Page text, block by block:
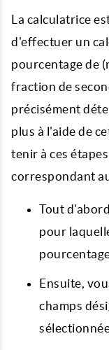
La calculatrice
d'effectuer un
pourcentage de
fraction de
précisément
plus à l'aide de
tenir à ces
correspondant
Tout
pour
Ensuite,
champs